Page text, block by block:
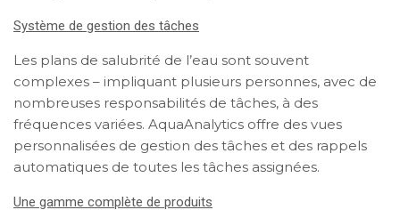
Système de gestion des tâches
Les plans de salubrité de l’eau sont souvent
complexes – impliquant plusieurs personnes, avec de
nombreuses responsabilités de tâches, à des
fréquences variées. AquaAnalytics offre des vues
personnalisées de gestion des tâches et des rappels
automatiques de toutes les tâches assignées.
Une gamme complète de produits